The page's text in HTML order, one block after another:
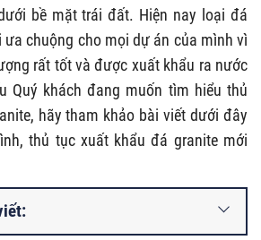
bề mặt trái đất. Hiện nay loại đá
chuộng cho mọi dự án của mình vì
rất tốt và được xuất khẩu ra nước
Quý khách đang muốn tìm hiểu thủ
hãy tham khảo bài viết dưới đây
thủ tục xuất khẩu đá granite mới